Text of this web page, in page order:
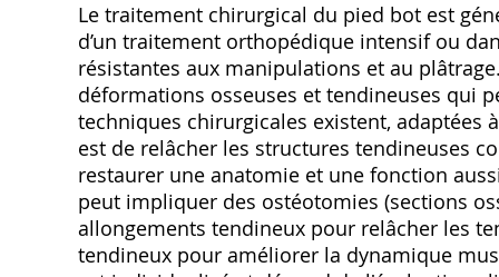
Le traitement chirurgical du pied bot est
d’un traitement orthopédique intensif ou
résistantes aux manipulations et au
déformations osseuses et tendineuses qui
techniques chirurgicales existent, adaptées
est de relâcher les structures tendineuses
restaurer une anatomie et une fonction
peut impliquer des ostéotomies (sections
allongements tendineux pour relâcher les
tendineux pour améliorer la dynamique